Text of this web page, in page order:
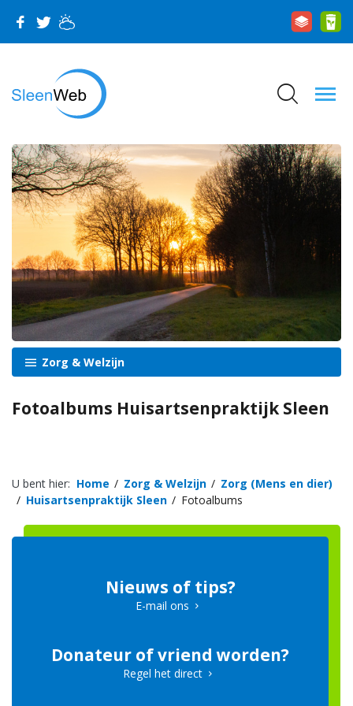
Zorg & Welzijn
Fotoalbums Huisartsenpraktijk Sleen
U bent hier: Home Zorg & Welzijn
Zorg (Mens en dier)
Huisartsenpraktijk Sleen
Fotoalbums
Nieuws of tips?
E-mail ons
Donateur of vriend worden?
Regel het direct